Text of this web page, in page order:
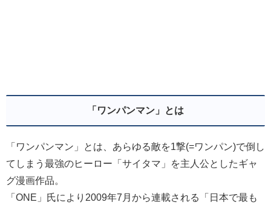
「ワンパンマン」とは
「ワンパンマン」とは、あらゆる敵を1撃(=ワンパン)で倒し
てしまう最強のヒーロー「サイタマ」を主人公としたギャ
グ漫画作品。
「ONE」氏により2009年7月から連載される「日本で最も